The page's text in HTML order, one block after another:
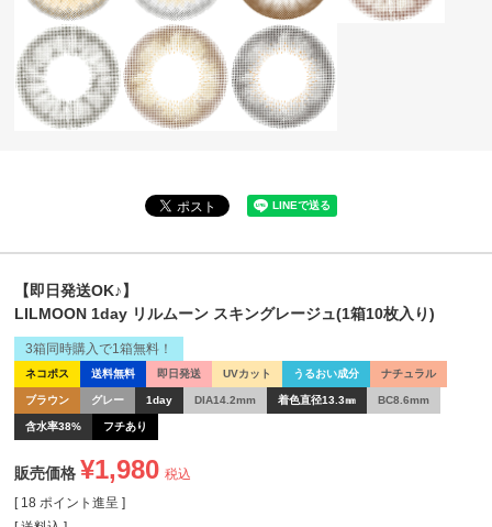
【即日発送OK♪】
LILMOON 1day リルムーン スキングレージュ(1箱10枚入り)
ネコポス 送料無料 即日発送 UVカット うるおい成分 ナチュラル
ブラウン グレー 1day DIA14.2mm 着色直径13.3㎜ BC8.6mm
含水率38% フチあり
3箱同時購入で1箱無料！
販売価格 ¥1,980 税込
[ 18 ポイント進呈 ]